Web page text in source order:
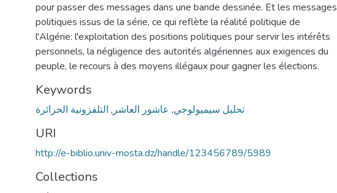
pour passer des messages dans une bande dessinée. Et les messages
politiques issus de la série, ce qui reflète la réalité politique de
l'Algérie: l'exploitation des positions politiques pour servir les intérêts
personnels, la négligence des autorités algériennes aux exigences du
peuple, le recours à des moyens illégaux pour gagner les élections.
Keywords
تحليل سيميولوجي, عاشور العاشر , التلفزونیة الجزائرة
URI
http://e-biblio.univ-mosta.dz/handle/123456789/5989
Collections